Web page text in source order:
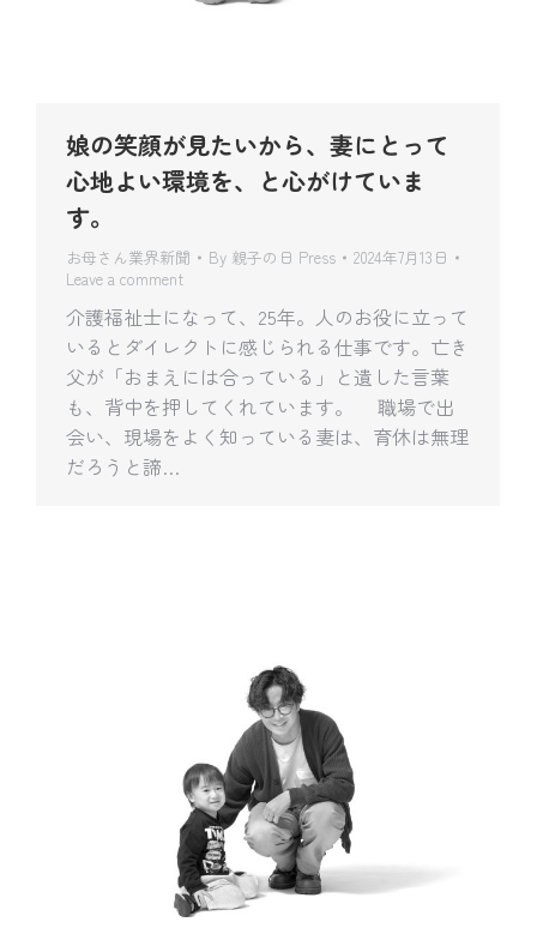
娘の笑顔が見たいから、妻にとって
心地よい環境を、と心がけていま
す。
お母さん業界新聞 By 親子の日 Press
2024年7月13日
Leave a comment
介護福祉士になって、25年。人のお役に立って
いるとダイレクトに感じられる仕事です。亡き
父が「おまえには合っている」と遺した言葉
も、背中を押してくれています。 職場で出
会い、現場をよく知っている妻は、育休は無理
だろうと諦…